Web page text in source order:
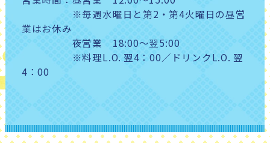
※毎週水曜日と第2・第4火曜日の昼営
業はお休み
夜営業 18:00～翌5:00
※料理L.O. 翌4：00／ドリンクL.O. 翌
4：00